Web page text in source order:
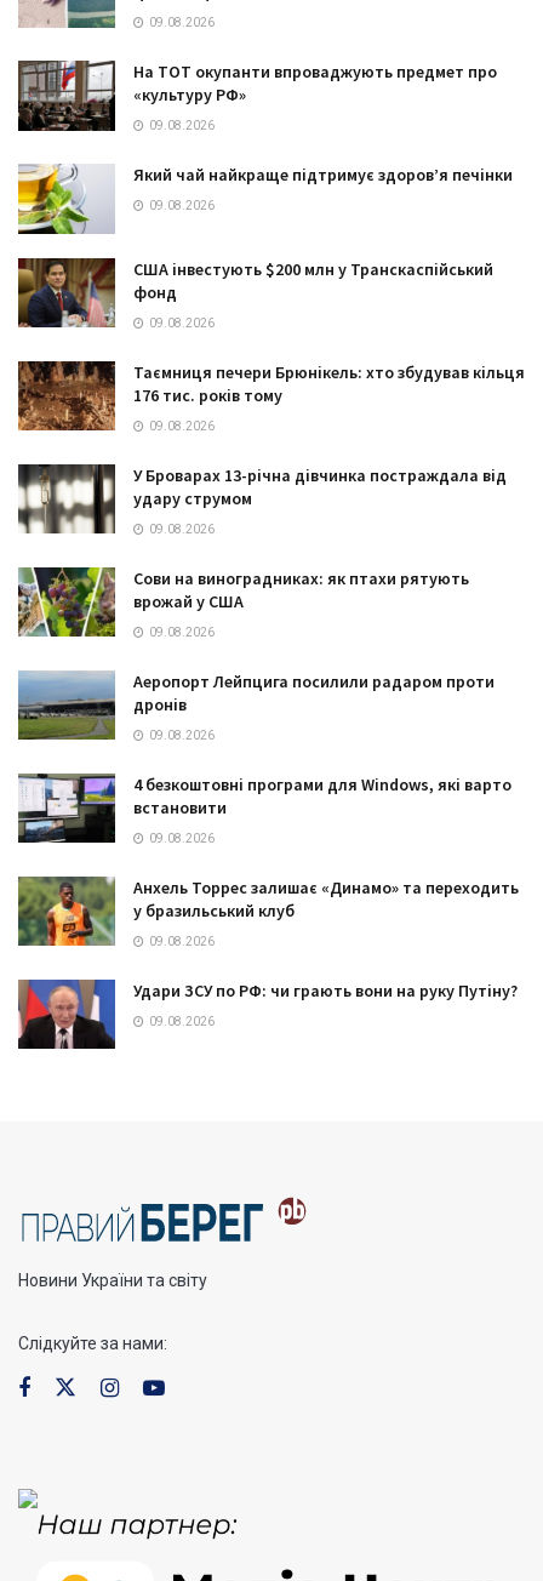
09.08.2026
На ТОТ окупанти впроваджують предмет про
«культуру РФ»
09.08.2026
Який чай найкраще підтримує здоров’я печінки
09.08.2026
США інвестують $200 млн у Транскаспійський
фонд
09.08.2026
Таємниця печери Брюнікель: хто збудував кільця
176 тис. років тому
09.08.2026
У Броварах 13-річна дівчинка постраждала від
удару струмом
09.08.2026
Сови на виноградниках: як птахи рятують
врожай у США
09.08.2026
Аеропорт Лейпцига посилили радаром проти
дронів
09.08.2026
4 безкоштовні програми для Windows, які варто
встановити
09.08.2026
Анхель Торрес залишає «Динамо» та переходить
у бразильський клуб
09.08.2026
Удари ЗСУ по РФ: чи грають вони на руку Путіну?
09.08.2026
Новини України та світу
Слідкуйте за нами: